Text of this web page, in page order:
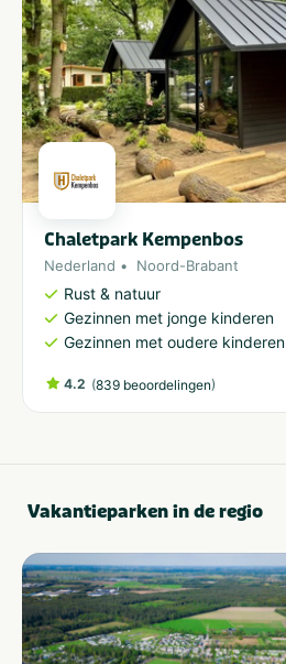
Chaletpark Kempenbos
Nederland Noord-Brabant
Rust & natuur
Gezinnen met jonge kinderen
Gezinnen met oudere kinderen
4.2 (839 beoordelingen)
Vakantieparken in de regio